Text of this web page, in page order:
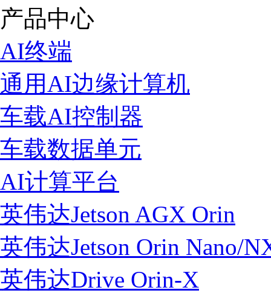
产品中心
AI终端
通用AI边缘计算机
车载AI控制器
车载数据单元
AI计算平台
英伟达Jetson AGX Orin
英伟达Jetson Orin Nano/
英伟达Drive Orin-X